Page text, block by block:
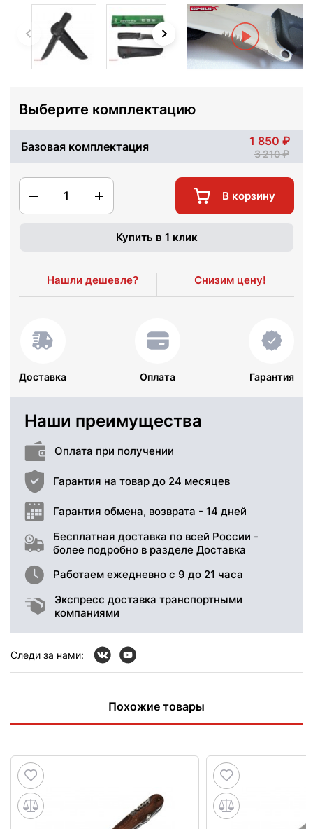
Выберите комплектацию
Базовая комплектация 1 850
3 210
1 В корзину
Купить в 1 клик
Нашли дешевле? Снизим цену!
Доставка Оплата Гарантия
Наши преимущества
Оплата при получении
Гарантия на товар до 24 месяцев
Гарантия обмена, возврата - 14 дней
Бесплатная доставка по всей России -
более подробно в разделе Доставка
Работаем ежедневно с 9 до 21 часа
Экспресс доставка транспортными
компаниями
Следи за нами:
Похожие товары